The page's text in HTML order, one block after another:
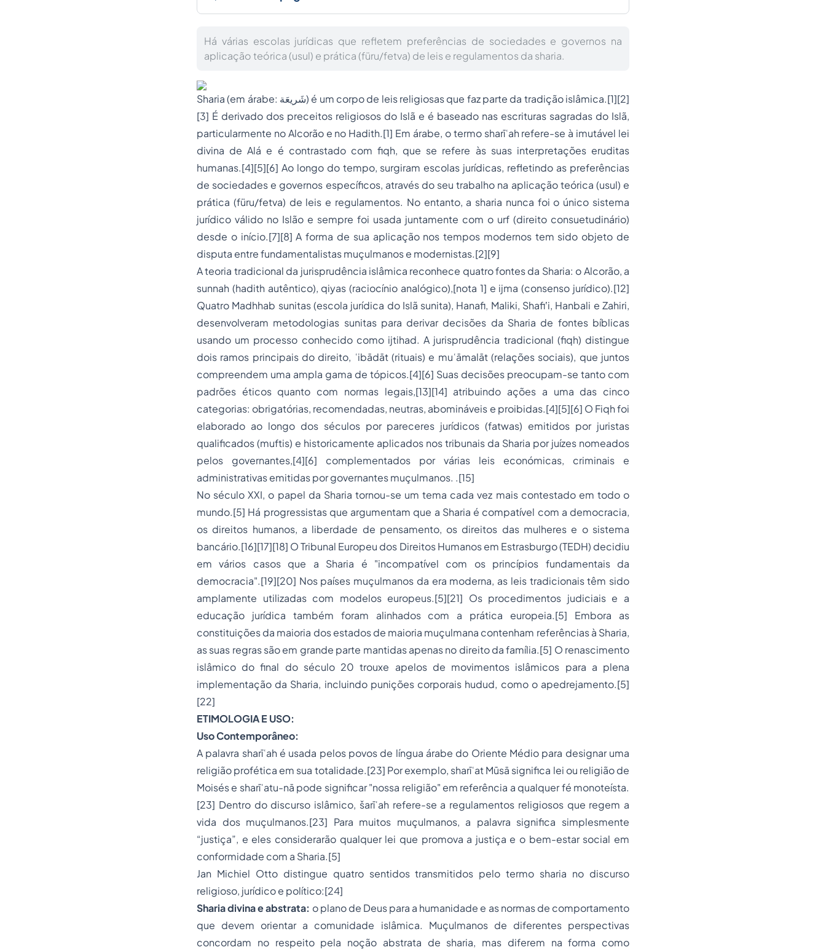
Há várias escolas jurídicas que refletem preferências de sociedades e governos na
aplicação teórica (usul) e prática (füru/fetva) de leis e regulamentos da sharia.
Sharia (em árabe: شَريعَة) é um corpo de leis religiosas que faz parte da tradição islâmica.[1][2]
[3] É derivado dos preceitos religiosos do Islã e é baseado nas escrituras sagradas do Islã,
particularmente no Alcorão e no Hadith.[1] Em árabe, o termo sharīʿah refere-se à imutável lei
divina de Alá e é contrastado com fiqh, que se refere às suas interpretações eruditas
humanas.[4][5][6] Ao longo do tempo, surgiram escolas jurídicas, refletindo as preferências
de sociedades e governos específicos, através do seu trabalho na aplicação teórica (usul) e
prática (füru/fetva) de leis e regulamentos. No entanto, a sharia nunca foi o único sistema
jurídico válido no Islão e sempre foi usada juntamente com o urf (direito consuetudinário)
desde o início.[7][8] A forma de sua aplicação nos tempos modernos tem sido objeto de
disputa entre fundamentalistas muçulmanos e modernistas.[2][9]
A teoria tradicional da jurisprudência islâmica reconhece quatro fontes da Sharia: o Alcorão, a
sunnah (hadith autêntico), qiyas (raciocínio analógico),[nota 1] e ijma (consenso jurídico).[12]
Quatro Madhhab sunitas (escola jurídica do Islã sunita), Hanafi, Maliki, Shafiʽi, Hanbali e Zahiri,
desenvolveram metodologias sunitas para derivar decisões da Sharia de fontes bíblicas
usando um processo conhecido como ijtihad. A jurisprudência tradicional (fiqh) distingue
dois ramos principais do direito, ʿibādāt (rituais) e muʿāmalāt (relações sociais), que juntos
compreendem uma ampla gama de tópicos.[4][6] Suas decisões preocupam-se tanto com
padrões éticos quanto com normas legais,[13][14] atribuindo ações a uma das cinco
categorias: obrigatórias, recomendadas, neutras, abomináveis e proibidas.[4][5][6] O Fiqh foi
elaborado ao longo dos séculos por pareceres jurídicos (fatwas) emitidos por juristas
qualificados (muftis) e historicamente aplicados nos tribunais da Sharia por juízes nomeados
pelos governantes,[4][6] complementados por várias leis económicas, criminais e
administrativas emitidas por governantes muçulmanos. .[15]
No século XXI, o papel da Sharia tornou-se um tema cada vez mais contestado em todo o
mundo.[5] Há progressistas que argumentam que a Sharia é compatível com a democracia,
os direitos humanos, a liberdade de pensamento, os direitos das mulheres e o sistema
bancário.[16][17][18] O Tribunal Europeu dos Direitos Humanos em Estrasburgo (TEDH) decidiu
em vários casos que a Sharia é "incompatível com os princípios fundamentais da
democracia".[19][20] Nos países muçulmanos da era moderna, as leis tradicionais têm sido
amplamente utilizadas com modelos europeus.[5][21] Os procedimentos judiciais e a
educação jurídica também foram alinhados com a prática europeia.[5] Embora as
constituições da maioria dos estados de maioria muçulmana contenham referências à Sharia,
as suas regras são em grande parte mantidas apenas no direito da família.[5] O renascimento
islâmico do final do século 20 trouxe apelos de movimentos islâmicos para a plena
implementação da Sharia, incluindo punições corporais hudud, como o apedrejamento.[5]
[22]
ETIMOLOGIA E USO:
Uso Contemporâneo:
A palavra sharīʿah é usada pelos povos de língua árabe do Oriente Médio para designar uma
religião profética em sua totalidade.[23] Por exemplo, sharīʿat Mūsā significa lei ou religião de
Moisés e sharīʿatu-nā pode significar "nossa religião" em referência a qualquer fé monoteísta.
[23] Dentro do discurso islâmico, šarīʿah refere-se a regulamentos religiosos que regem a
vida dos muçulmanos.[23] Para muitos muçulmanos, a palavra significa simplesmente
“justiça”, e eles considerarão qualquer lei que promova a justiça e o bem-estar social em
conformidade com a Sharia.[5]
Jan Michiel Otto distingue quatro sentidos transmitidos pelo termo sharia no discurso
religioso, jurídico e político:[24]
Sharia divina e abstrata: o plano de Deus para a humanidade e as normas de comportamento
que devem orientar a comunidade islâmica. Muçulmanos de diferentes perspectivas
concordam no respeito pela noção abstrata de sharia, mas diferem na forma como